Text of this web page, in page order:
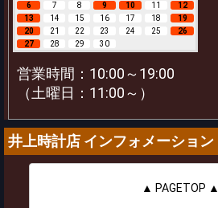
6
7 8 9 10 11
12
13
14 15 16 17 18
19
20
21 22 23 24 25
26
27
28 29 30
営業時間：10:00～19:00
（土曜日：11:00～）
井上時計店 インフォメーション
▲ PAGETOP ▲